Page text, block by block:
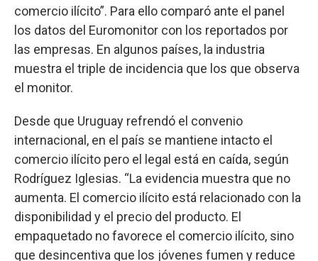
comercio ilícito”. Para ello comparó ante el panel
los datos del Euromonitor con los reportados por
las empresas. En algunos países, la industria
muestra el triple de incidencia que los que observa
el monitor.
Desde que Uruguay refrendó el convenio
internacional, en el país se mantiene intacto el
comercio ilícito pero el legal está en caída, según
Rodríguez Iglesias. “La evidencia muestra que no
aumenta. El comercio ilícito está relacionado con la
disponibilidad y el precio del producto. El
empaquetado no favorece el comercio ilícito, sino
que desincentiva que los jóvenes fumen y reduce